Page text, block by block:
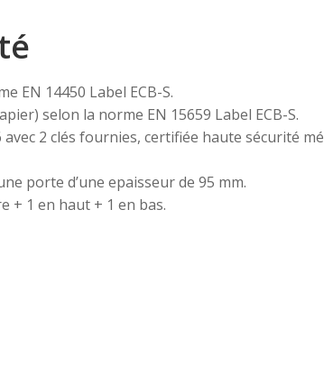
EN 14450 Label ECB-S.
selon la norme EN 15659 Label ECB-S.
2 clés fournies, certifiée haute sécurité
porte d’une epaisseur de 95 mm.
+ 1 en haut + 1 en bas.